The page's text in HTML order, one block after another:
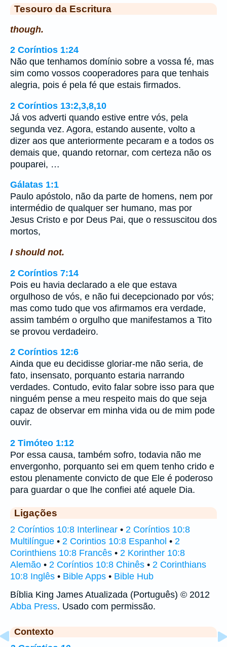
Tesouro da Escritura
though.
2 Coríntios 1:24
Não que tenhamos domínio sobre a vossa fé, mas
sim como vossos cooperadores para que tenhais
alegria, pois é pela fé que estais firmados.
2 Coríntios 13:2,3,8,10
Já vos adverti quando estive entre vós, pela
segunda vez. Agora, estando ausente, volto a
dizer aos que anteriormente pecaram e a todos os
demais que, quando retornar, com certeza não os
pouparei, …
Gálatas 1:1
Paulo apóstolo, não da parte de homens, nem por
intermédio de qualquer ser humano, mas por
Jesus Cristo e por Deus Pai, que o ressuscitou dos
mortos,
I should not.
2 Coríntios 7:14
Pois eu havia declarado a ele que estava
orgulhoso de vós, e não fui decepcionado por vós;
mas como tudo que vos afirmamos era verdade,
assim também o orgulho que manifestamos a Tito
se provou verdadeiro.
2 Coríntios 12:6
Ainda que eu decidisse gloriar-me não seria, de
fato, insensato, porquanto estaria narrando
verdades. Contudo, evito falar sobre isso para que
ninguém pense a meu respeito mais do que seja
capaz de observar em minha vida ou de mim pode
ouvir.
2 Timóteo 1:12
Por essa causa, também sofro, todavia não me
envergonho, porquanto sei em quem tenho crido e
estou plenamente convicto de que Ele é poderoso
para guardar o que lhe confiei até aquele Dia.
Ligações
2 Coríntios 10:8 Interlinear • 2 Coríntios 10:8
Multilíngue • 2 Corintios 10:8 Espanhol • 2
Corinthiens 10:8 Francês • 2 Korinther 10:8
Alemão • 2 Coríntios 10:8 Chinês • 2 Corinthians
10:8 Inglês • Bible Apps • Bible Hub
Bíblia King James Atualizada (Português) © 2012
Abba Press. Usado com permissão.
Contexto